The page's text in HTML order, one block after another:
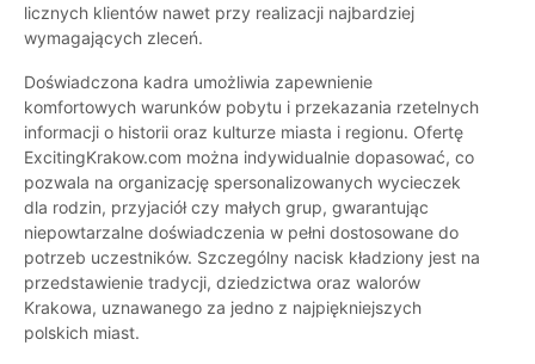
licznych klientów nawet przy realizacji najbardziej
wymagających zleceń.
Doświadczona kadra umożliwia zapewnienie
komfortowych warunków pobytu i przekazania rzetelnych
informacji o historii oraz kulturze miasta i regionu. Ofertę
ExcitingKrakow.com można indywidualnie dopasować, co
pozwala na organizację spersonalizowanych wycieczek
dla rodzin, przyjaciół czy małych grup, gwarantując
niepowtarzalne doświadczenia w pełni dostosowane do
potrzeb uczestników. Szczególny nacisk kładziony jest na
przedstawienie tradycji, dziedzictwa oraz walorów
Krakowa, uznawanego za jedno z najpiękniejszych
polskich miast.